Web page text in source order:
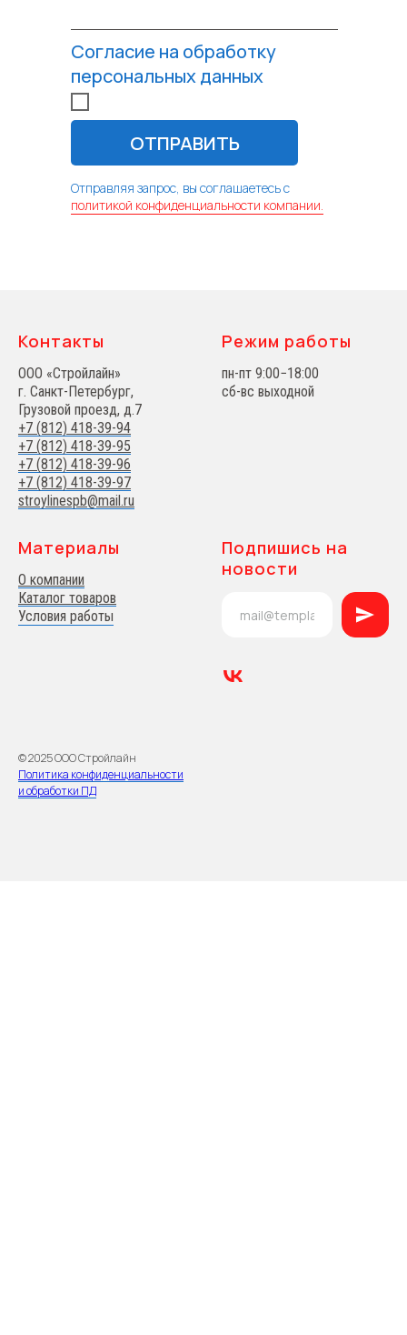
Согласие на обработку
персональных данных
ОТПРАВИТЬ
Отправляя запрос, вы соглашаетесь с
политикой конфиденциальности компании.
Контакты
ООО «Стройлайн»
г. Санкт-Петербург,
Грузовой проезд, д.7
+7 (812) 418-39-94
+7 (812) 418-39-95
+7 (812) 418-39-96
+7 (812) 418-39-97
stroylinespb@mail.ru
Режим работы
пн-пт 9:00−18:00
сб-вс выходной
Материалы
О компании
Каталог товаров
Условия работы
Подпишись на
новости
© 2025 ООО Стройлайн
Политика конфиденциальности
и обработки ПД